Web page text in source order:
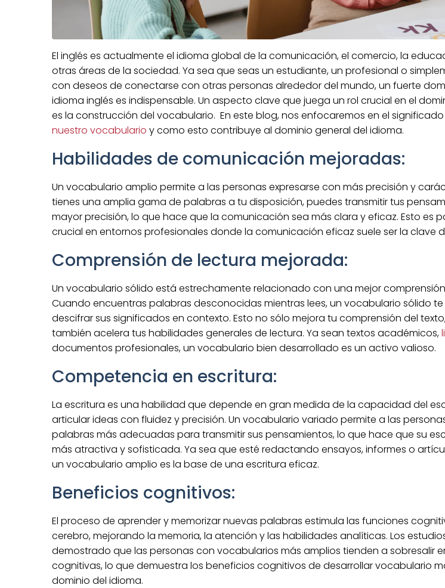
El inglés es actualmente el idioma global de la comunicación, el comercio, la
otras áreas de la sociedad. Ya sea que seas un estudiante, un profesional o
con deseos de conectarse con otras personas alrededor del mundo, un fuerte
idioma inglés es indispensable. Un aspecto clave que juega un rol crucial en el
es la construcción del vocabulario. En este blog, nos enfocaremos en el
nuestro vocabulario y como esto contribuye al dominio general del idioma.
Habilidades de comunicación mejoradas:
Un vocabulario amplio permite a las personas expresarse con más precisión y
tienes una amplia gama de palabras a tu disposición, puedes transmitir tus
mayor precisión, lo que hace que la comunicación sea más clara y eficaz. Esto es
crucial en entornos profesionales donde la comunicación eficaz suele ser la clave
Comprensión de lectura mejorada:
Un vocabulario sólido está estrechamente relacionado con una mejor
Cuando encuentras palabras desconocidas mientras lees, un vocabulario sólido
descifrar sus significados en contexto. Esto no sólo mejora tu comprensión del
también acelera tus habilidades generales de lectura. Ya sean textos académicos,
documentos profesionales, un vocabulario bien desarrollado es un activo valioso.
Competencia en escritura:
La escritura es una habilidad que depende en gran medida de la capacidad del
articular ideas con fluidez y precisión. Un vocabulario variado permite a las
palabras más adecuadas para transmitir sus pensamientos, lo que hace que su
más atractiva y sofisticada. Ya sea que esté redactando ensayos, informes o
un vocabulario amplio es la base de una escritura eficaz.
Beneficios cognitivos:
El proceso de aprender y memorizar nuevas palabras estimula las funciones
cerebro, mejorando la memoria, la atención y las habilidades analíticas. Los
demostrado que las personas con vocabularios más amplios tienden a sobresalir
cognitivas, lo que demuestra los beneficios cognitivos de desarrollar vocabulario
dominio del idioma.